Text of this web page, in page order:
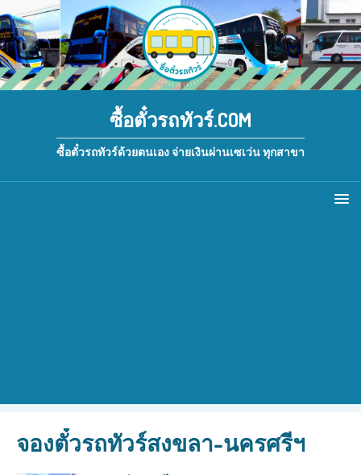
ซื้อตั๋วรถทัวร์.COM
ซื้อตั๋วรถทัวร์ด้วยตนเอง จ่ายเงินผ่านเซเว่น ทุกสาขา
จองตั๋วรถทัวร์สงขลา-นครศรีฯ